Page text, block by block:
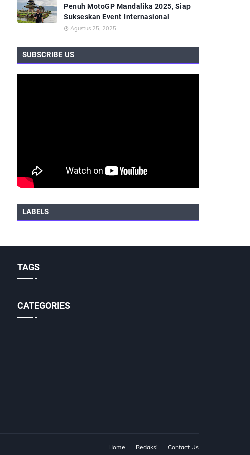
Penuh MotoGP Mandalika 2025, Siap
Sukseskan Event Internasional
Agustus 25, 2025
SUBSCRIBE US
LABELS
TAGS
CATEGORIES
Home Redaksi Contact Us